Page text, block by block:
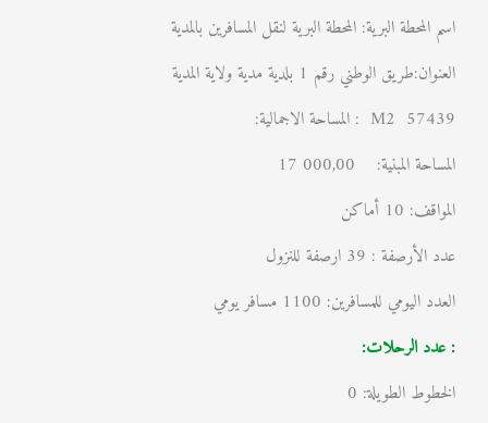
اسم المحطة البرية: المحطة البرية لنقل المسافرين بالمدية
العنوان:طريق الوطني رقم 1 بلدية مدية ولاية المدية
M2 57439 : المساحة الاجمالية:
المساحة المبنية: 17 000,00
المواقف: 10 أماكن
عدد الأرصفة : 39 ارصفة للنزول
العدد اليومي للمسافرين: 1100 مسافر يومي
: عدد الرحلات:
الخطوط الطويلة: 0